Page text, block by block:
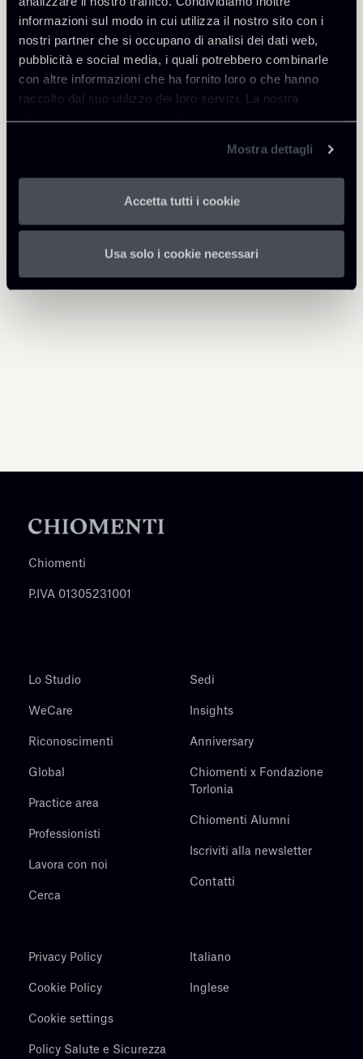
informazioni sul modo in cui utilizza il nostro sito con i
nostri partner che si occupano di analisi dei dati web,
pubblicità e social media, i quali potrebbero combinarle
con altre informazioni che ha fornito loro o che hanno
raccolto dal suo utilizzo dei loro servizi. La nostra
informativa privacy è disponibilequi.
Mostra dettagli
Accetta tutti i cookie
Usa solo i cookie necessari
Scarica Allegati
Newsalert---31-dic-2019---
sollevata-questione-
incostituzionalit--sanatoria-
356 Kb
Torna agli Insights
Chiomenti
P.IVA 01305231001
Lo Studio
WeCare
Riconoscimenti
Global
Practice area
Professionisti
Lavora con noi
Cerca
Sedi
Insights
Anniversary
Chiomenti x Fondazione
Torlonia
Chiomenti Alumni
Iscriviti alla newsletter
Contatti
Privacy Policy
Cookie Policy
Cookie settings
Policy Salute e Sicurezza
Italiano
Inglese